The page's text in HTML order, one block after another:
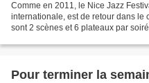
Comme en 2011, le Nice Jazz
internationale, est de retour dans le
sont 2 scènes et 6 plateaux par
Pour terminer la